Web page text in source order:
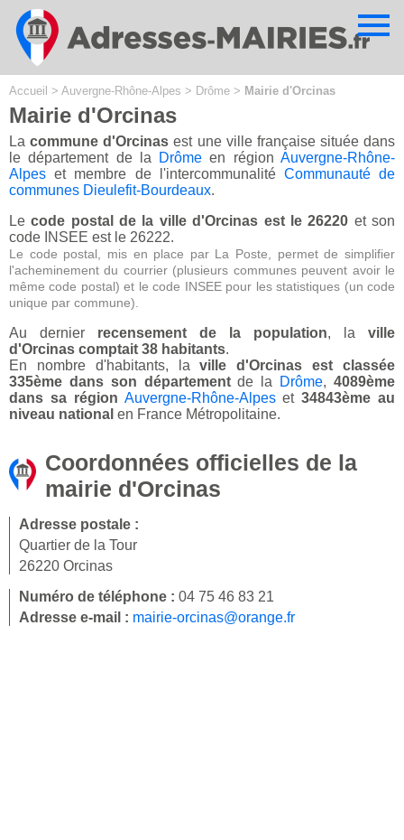
Accueil > Auvergne-Rhône-Alpes > Drôme > Mairie d'Orcinas
Mairie d'Orcinas
Lacommune d'Orcinas est une ville française située dans
le département de la
Drôme en régionAuvergne-Rhône-
Alpes et membre de l'intercommunalité Communauté de
communes Dieulefit-Bourdeaux.
Lecode postal de la ville d'Orcinas est le 26220 et son
code INSEE est le 26222.
Le code postal, mis en place par La Poste, permet de simplifier
l'acheminement du courrier (plusieurs communes peuvent avoir le
même code postal) et le code INSEE pour les statistiques (un code
unique par commune).
Au dernier recensement de la population, la ville
d'Orcinas comptait 38 habitants.
En nombre d'habitants, laville d'Orcinas est classée
335ème dans son départementde la Drôme,4089ème
dans sa région Auvergne-Rhône-Alpeset34843ème au
niveau national en France Métropolitaine.
Coordonnées officielles de la
mairie d'Orcinas
Adresse postale :
Quartier de la Tour
26220 Orcinas
Numéro de téléphone : 04 75 46 83 21
Adresse e-mail : mairie-orcinas@orange.fr
Cookies management panel